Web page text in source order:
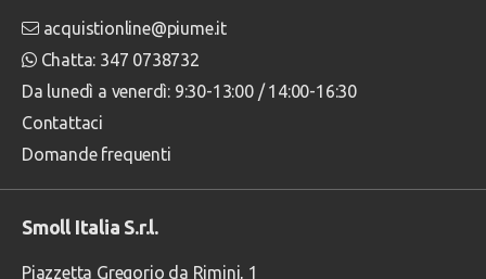
acquistionline@piume.it
Chatta: 347 0738732
Da lunedì a venerdì: 9:30-13:00 / 14:00-16:30
Contattaci
Domande frequenti
Smoll Italia S.r.l.
Piazzetta Gregorio da Rimini, 1